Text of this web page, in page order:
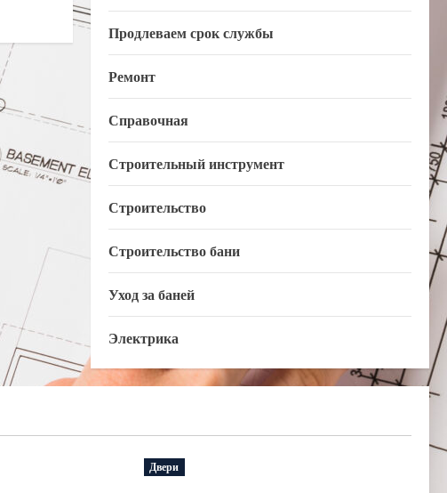
Продлеваем срок службы
Ремонт
Справочная
Строительный инструмент
Строительство
Строительство бани
Уход за баней
Электрика
Двери